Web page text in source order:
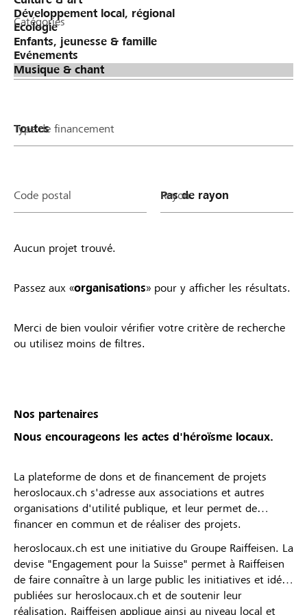
Catégories
Type de financement
Code postal Rayon
Aucun projet trouvé.
Passez aux «organisations» pour y afficher les résultats.
Merci de bien vouloir vérifier votre critère de recherche
ou utilisez moins de filtres.
Nos partenaires
Nous encourageons les actes d'héroïsme locaux.
La plateforme de dons et de financement de projets
heroslocaux.ch s'adresse aux associations et autres
organisations d'utilité publique, et leur permet de
financer en commun et de réaliser des projets.
heroslocaux.ch est une initiative du Groupe Raiffeisen. La
devise "Engagement pour la Suisse" permet à Raiffeisen
de faire connaître à un large public les initiatives et idées
publiées sur heroslocaux.ch et de soutenir leur
réalisation. Raiffeisen applique ainsi au niveau local et